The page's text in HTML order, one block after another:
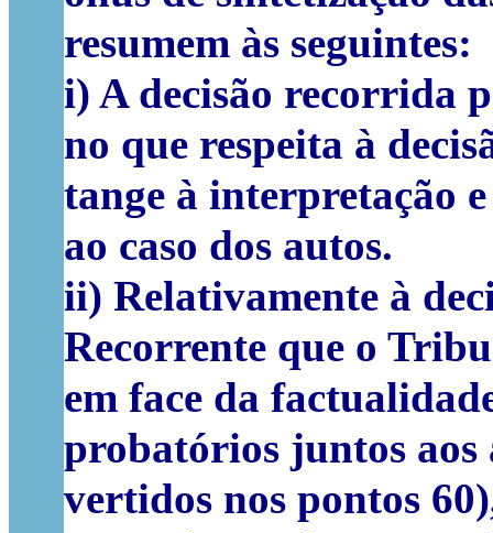
resumem às seguintes:
i) A decisão recorrida
no que respeita à
tange à interpretação
ao caso dos autos.
ii) Relativamente à
Recorrente que o
em face da
probatórios juntos aos
vertidos nos pontos